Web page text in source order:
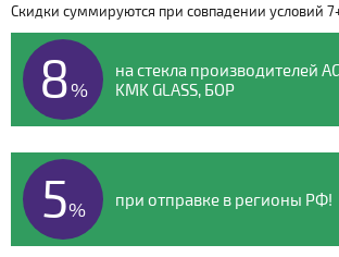
Видео о компании
Скидки суммируются при совпадении условий
8%
на стекла производителей
KMK GLASS, БОР
5% при отправке в регионы РФ!